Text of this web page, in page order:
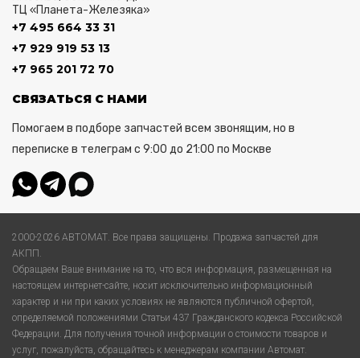
ТЦ «Планета-Железяка»
+7 495 664 33 31
+7 929 919 53 13
+7 965 201 72 70
СВЯЗАТЬСЯ С НАМИ
Помогаем в подборе запчастей всем звонящим, но в
переписке в телеграм с 9:00 до 21:00 по Москве
2000-2026 АВТОМАТ. Все права защищены. Продажа запчастей для
АКПП.
Обращаем Ваше внимание на то, что вся информация, размещенная на
настоящем интернет-сайте, носит исключительно информационный
характер и ни при каких условиях не являются публичной офертой,
определяемой положениями Статьи 437 Гражданского кодекса Российской
Федерации. Для получения точной информации о стоимости товаров и
услуг, пожалуйста, обращайтесь к менеджерам компании Автомат.